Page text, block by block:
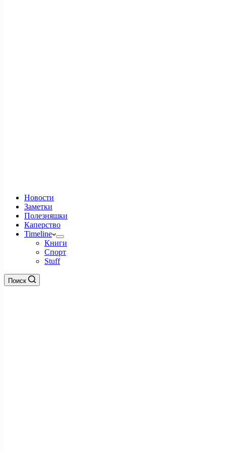
Новости
Заметки
Полезняшки
Каперство
Timeline
Книги
Спорт
Stuff
Поиск